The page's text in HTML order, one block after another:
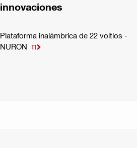
innovaciones
Plataforma inalámbrica de 22 voltios -
NURON 